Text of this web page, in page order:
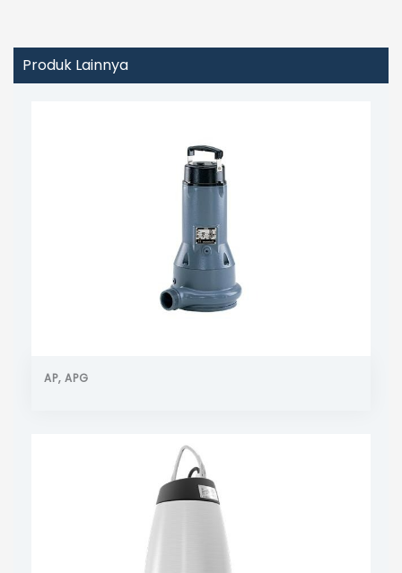
Produk Lainnya
AP, APG